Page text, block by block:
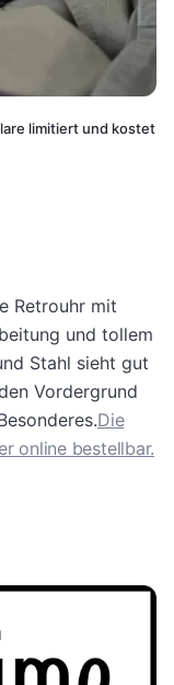
limitiert und kostet
Retrouhr mit
und tollem
Stahl sieht gut
Vordergrund
Die
online bestellbar.